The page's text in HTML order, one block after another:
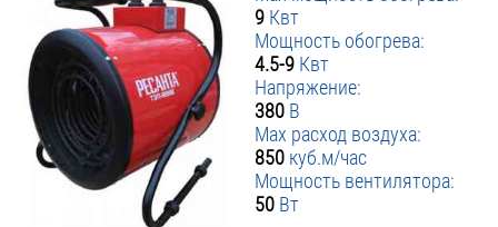
9 Квт
Мощность обогрева:
4.5-9 Квт
Напряжение:
380 В
Max расход воздуха:
850 куб.м/час
Мощность вентилятора:
50 Вт